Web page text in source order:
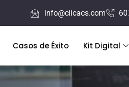
info@clicacs.com
Casos de Éxito Kit Digital